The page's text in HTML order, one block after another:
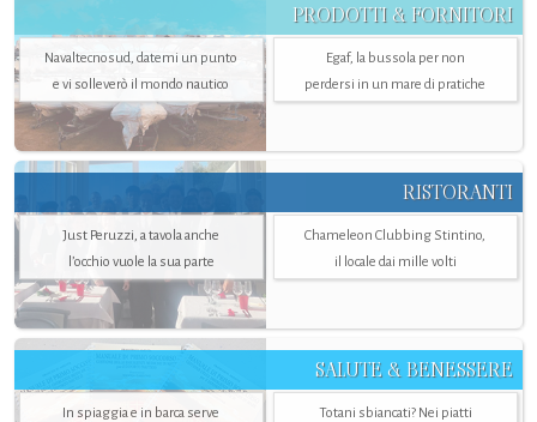
PRODOTTI & FORNITORI
Navaltecnosud, datemi un punto
e vi solleverò il mondo nautico
Egaf, la bussola per non
perdersi in un mare di pratiche
RISTORANTI
Just Peruzzi, a tavola anche
l’occhio vuole la sua parte
Chameleon Clubbing Stintino,
il locale dai mille volti
SALUTE & BENESSERE
In spiaggia e in barca serve Totani sbiancati? Nei piatti